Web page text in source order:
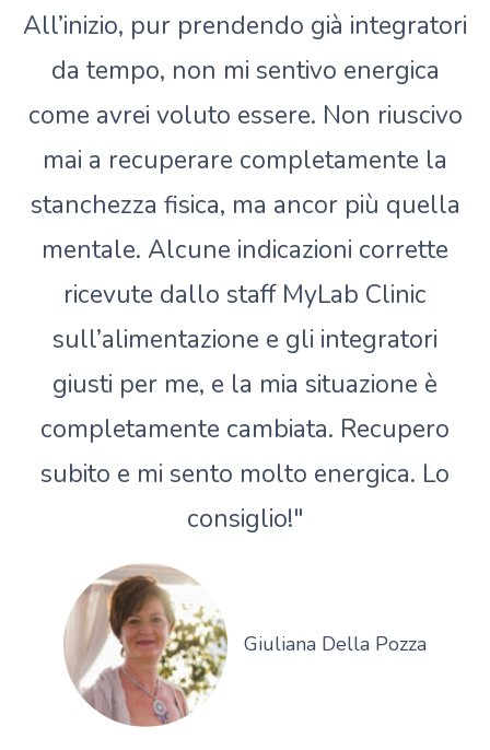
All’inizio, pur prendendo già integratori
da tempo, non mi sentivo energica
come avrei voluto essere. Non riuscivo
mai a recuperare completamente la
stanchezza fisica, ma ancor più quella
mentale. Alcune indicazioni corrette
ricevute dallo staff MyLab Clinic
sull’alimentazione e gli integratori
giusti per me, e la mia situazione è
completamente cambiata. Recupero
subito e mi sento molto energica. Lo
consiglio!"
Giuliana Della Pozza